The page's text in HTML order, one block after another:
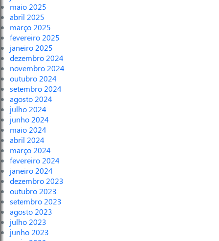
maio 2025
abril 2025
março 2025
fevereiro 2025
janeiro 2025
dezembro 2024
novembro 2024
outubro 2024
setembro 2024
agosto 2024
julho 2024
junho 2024
maio 2024
abril 2024
março 2024
fevereiro 2024
janeiro 2024
dezembro 2023
outubro 2023
setembro 2023
agosto 2023
julho 2023
junho 2023